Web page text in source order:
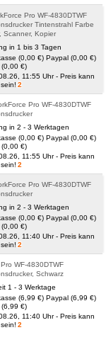
Pro WF-4830DTWF
Tintenstrahl Farbe
Scanner, Kopier
in 1 bis 3 Tagen
(0,00 €) Paypal (0,00 €)
(0,00 €)
11:55 Uhr - Preis kann
2
Pro WF-4830DTWF
in 2 - 3 Werktagen
(0,00 €) Paypal (0,00 €)
(0,00 €)
11:55 Uhr - Preis kann
2
Pro WF-4830DTWF
in 2 - 3 Werktagen
(0,00 €) Paypal (0,00 €)
(0,00 €)
11:40 Uhr - Preis kann
2
WF-4830DTWF
Schwarz
1 - 3 Werktage
(6,99 €) Paypal (6,99 €)
(6,99 €)
11:40 Uhr - Preis kann
2